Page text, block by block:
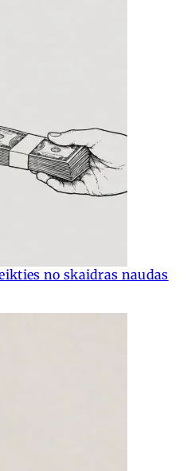
no skaidras naudas